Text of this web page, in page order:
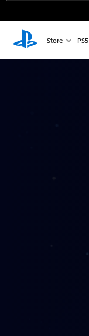
Store PS5